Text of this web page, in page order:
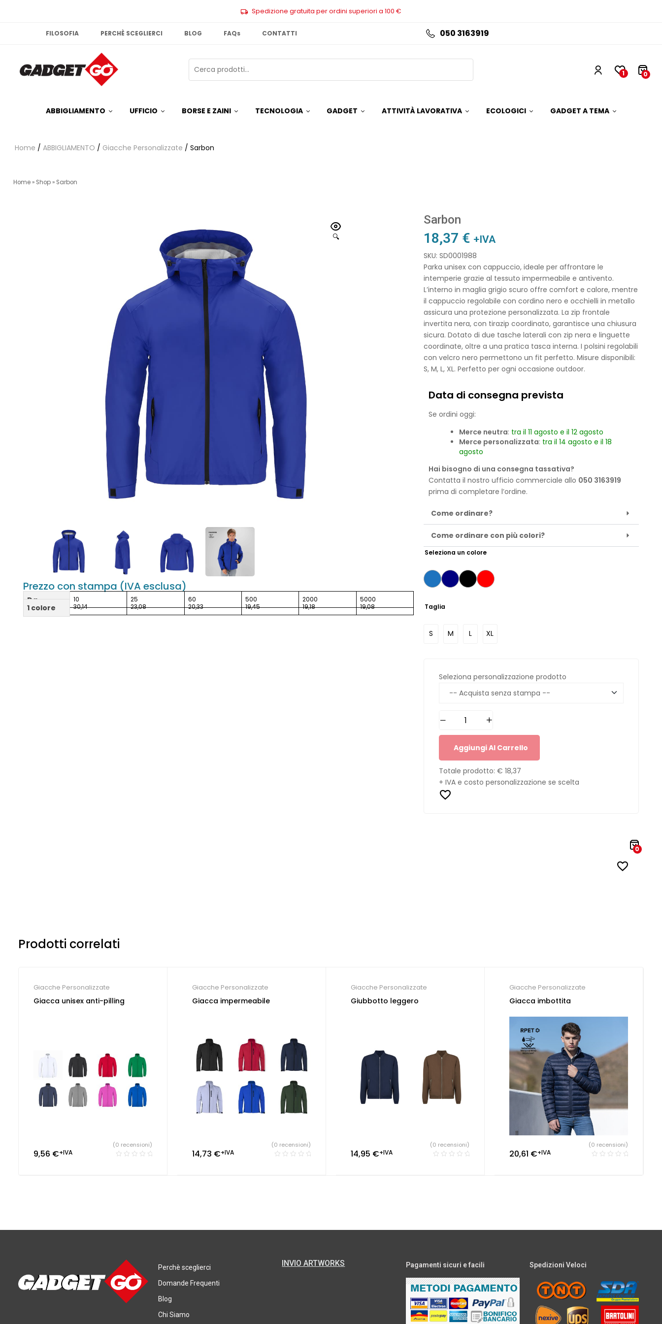
Spedizione gratuita per ordini superiori a 100 €
FILOSOFIA PERCHÈ SCEGLIERCI BLOG FAQs CONTATTI 050 3163919
1 0
ABBIGLIAMENTO UFFICIO BORSE E ZAINI TECNOLOGIA GADGET ATTIVITÀ LAVORATIVA ECOLOGICI GADGET A TEMA
Home / ABBIGLIAMENTO / Giacche Personalizzate / Sarbon
Home » Shop » Sarbon
🔍
Prezzo con stampa (IVA esclusa)
Da 10 25 60 500 2000 5000
1 colore 30,14 23,08 20,33 19,45 19,18 19,08
Sarbon
18,37 € +IVA
SKU: SD0001988
Parka unisex con cappuccio, ideale per affrontare le
intemperie grazie al tessuto impermeabile e antivento.
L’interno in maglia grigio scuro offre comfort e calore, mentre
il cappuccio regolabile con cordino nero e occhielli in metallo
assicura una protezione personalizzata. La zip frontale
invertita nera, con tirazip coordinato, garantisce una chiusura
sicura. Dotato di due tasche laterali con zip nera e linguette
coordinate, oltre a una pratica tasca interna. I polsini regolabili
con velcro nero permettono un fit perfetto. Misure disponibili:
S, M, L, XL. Perfetto per ogni occasione outdoor.
Data di consegna prevista
Se ordini oggi:
Merce neutra: tra il 11 agosto e il 12 agosto
Merce personalizzata: tra il 14 agosto e il 18
agosto
Hai bisogno di una consegna tassativa?
Contatta il nostro ufficio commerciale allo 050 3163919
prima di completare l’ordine.
Come ordinare?
Come ordinare con più colori?
Seleziona un colore
Taglia
S M L XL
Seleziona personalizzazione prodotto
Aggiungi Al Carrello
Totale prodotto: € 18,37
+ IVA e costo personalizzazione se scelta
0
Prodotti correlati
Giacche Personalizzate
Giacca unisex anti-pilling
9,56 €+IVA
(0 recensioni)
Giacche Personalizzate
Giacca impermeabile
14,73 €+IVA
(0 recensioni)
Giacche Personalizzate
Giubbotto leggero
14,95 €+IVA
(0 recensioni)
Giacche Personalizzate
Giacca imbottita
20,61 €+IVA
(0 recensioni)
Perchè sceglierci
Domande Frequenti
Blog
Chi Siamo
INVIO ARTWORKS Pagamenti sicuri e facili Spedizioni Veloci